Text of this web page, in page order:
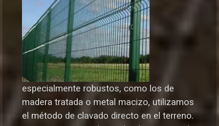
especialmente robustos, como los de
madera tratada o metal macizo, utilizamos
el método de clavado directo en el terreno.